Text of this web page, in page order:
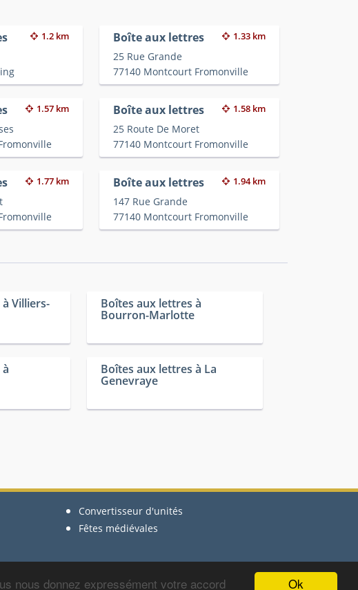
Ok
nous donnez expressément votre accord
1.2 km Boîte aux lettres 1.33 km
25 Rue Grande
77140 Montcourt Fromonville
1.57 km Boîte aux lettres 1.58 km
25 Route De Moret
77140 Montcourt Fromonville
1.77 km Boîte aux lettres 1.94 km
147 Rue Grande
77140 Montcourt Fromonville
Villiers- Boîtes aux lettres à
Bourron-Marlotte
Boîtes aux lettres à La
Genevraye
Convertisseur d'unités
Fêtes médiévales